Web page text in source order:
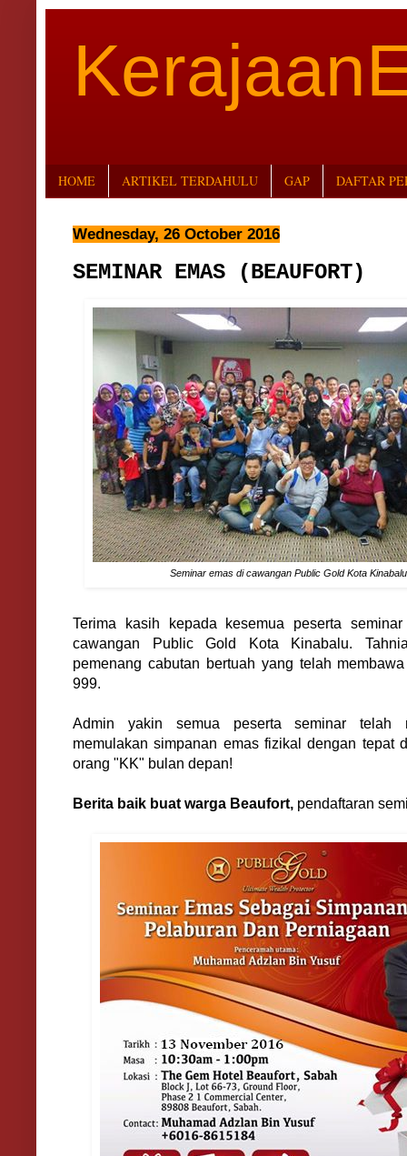
HOME ARTIKEL TERDAHULU GAP DAFTAR
Wednesday, 26 October 2016
SEMINAR EMAS (BEAUFORT)
Seminar emas di cawangan Public Gold Kota
Terima kasih kepada kesemua peserta
cawangan Public Gold Kota Kinabalu.
pemenang cabutan bertuah yang telah
999.
Admin yakin semua peserta seminar telah
memulakan simpanan emas fizikal dengan tepat
orang "KK" bulan depan!
Berita baik buat warga Beaufort, pendaftaran